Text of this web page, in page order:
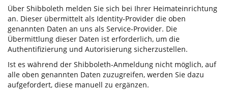
Über Shibboleth melden Sie sich bei Ihrer Heimateinrichtung
an. Dieser übermittelt als Identity-Provider die oben
genannten Daten an uns als Service-Provider. Die
Übermittlung dieser Daten ist erforderlich, um die
Authentifizierung und Autorisierung sicherzustellen.
Ist es während der Shibboleth-Anmeldung nicht möglich, auf
alle oben genannten Daten zuzugreifen, werden Sie dazu
aufgefordert, diese manuell zu ergänzen.